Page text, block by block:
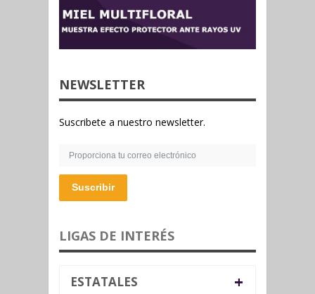
NEWSLETTER
Suscribete a nuestro newsletter.
Suscribir
LIGAS DE INTERÉS
ESTATALES +